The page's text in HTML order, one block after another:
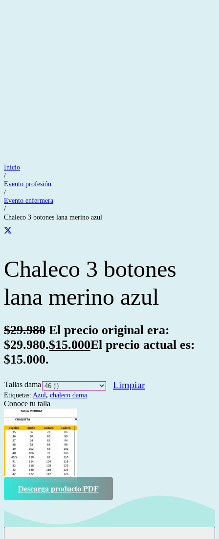
Inicio
/
Evento profesión
/
Evento enfermera
/
Chaleco 3 botones lana merino azul
Chaleco 3 botones
lana merino azul
$29.980 El precio original era:
$29.980.$15.000El precio actual es:
$15.000.
Tallas dama Limpiar
Etiquetas: Azul, chaleco dama
Conoce tu talla
Descarga producto PDF